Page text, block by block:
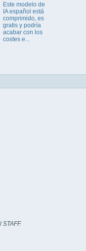
Este modelo de
IA español está
comprimido, es
gratis y podría
acabar con los
costes e...